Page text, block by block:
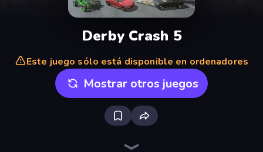
Derby Crash 5
Este juego sólo está disponible en ordenadores
Mostrar otros juegos